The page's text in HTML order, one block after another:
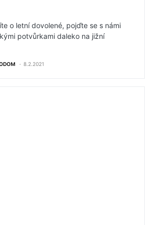
o letní dovolené, pojďte se s námi
potvůrkami daleko na jižní
8.2.2021